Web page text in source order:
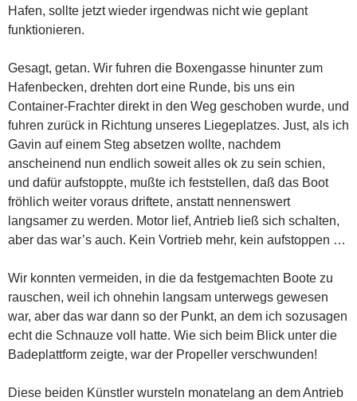
Hafen, sollte jetzt wieder irgendwas nicht wie geplant
funktionieren.
Gesagt, getan. Wir fuhren die Boxengasse hinunter zum
Hafenbecken, drehten dort eine Runde, bis uns ein
Container-Frachter direkt in den Weg geschoben wurde, und
fuhren zurück in Richtung unseres Liegeplatzes. Just, als ich
Gavin auf einem Steg absetzen wollte, nachdem
anscheinend nun endlich soweit alles ok zu sein schien,
und dafür aufstoppte, mußte ich feststellen, daß das Boot
fröhlich weiter voraus driftete, anstatt nennenswert
langsamer zu werden. Motor lief, Antrieb ließ sich schalten,
aber das war’s auch. Kein Vortrieb mehr, kein aufstoppen …
Wir konnten vermeiden, in die da festgemachten Boote zu
rauschen, weil ich ohnehin langsam unterwegs gewesen
war, aber das war dann so der Punkt, an dem ich sozusagen
echt die Schnauze voll hatte. Wie sich beim Blick unter die
Badeplattform zeigte, war der Propeller verschwunden!
Diese beiden Künstler wursteln monatelang an dem Antrieb